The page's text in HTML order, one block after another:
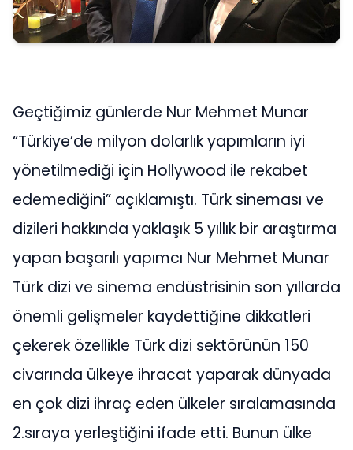
Geçtiğimiz günlerde Nur Mehmet Munar
“Türkiye’de milyon dolarlık yapımların iyi
yönetilmediği için Hollywood ile rekabet
edemediğini” açıklamıştı. Türk sineması ve
dizileri hakkında yaklaşık 5 yıllık bir araştırma
yapan başarılı yapımcı Nur Mehmet Munar
Türk dizi ve sinema endüstrisinin son yıllarda
önemli gelişmeler kaydettiğine dikkatleri
çekerek özellikle Türk dizi sektörünün 150
civarında ülkeye ihracat yaparak dünyada
en çok dizi ihraç eden ülkeler sıralamasında
2.sıraya yerleştiğini ifade etti. Bunun ülke